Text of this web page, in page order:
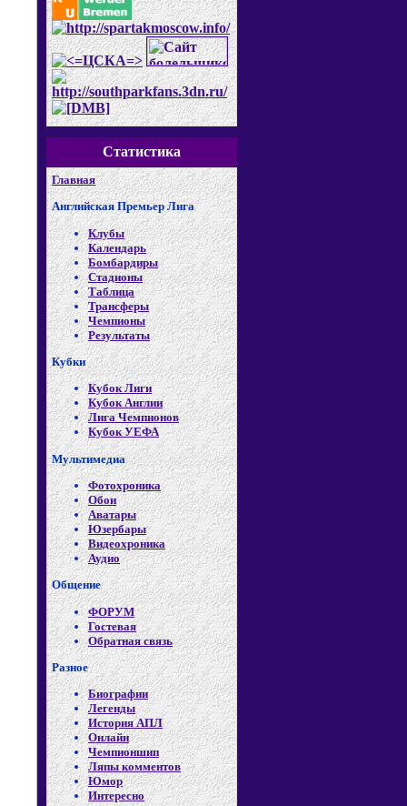
Статистика
Главная
Английская Премьер Лига
Клубы
Календарь
Бомбардиры
Стадионы
Таблица
Трансферы
Чемпионы
Результаты
Кубки
Кубок Лиги
Кубок Англии
Лига Чемпионов
Кубок УЕФА
Мультимедиа
Фотохроника
Обои
Аватары
Юзербары
Видеохроника
Аудио
Общение
ФОРУМ
Гостевая
Обратная связь
Разное
Биографии
Легенды
История АПЛ
Онлайн
Чемпионшип
Ляпы комментов
Юмор
Интересно